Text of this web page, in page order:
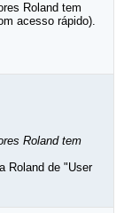
Roland tem
acesso rápido).
Roland tem
Roland de "User